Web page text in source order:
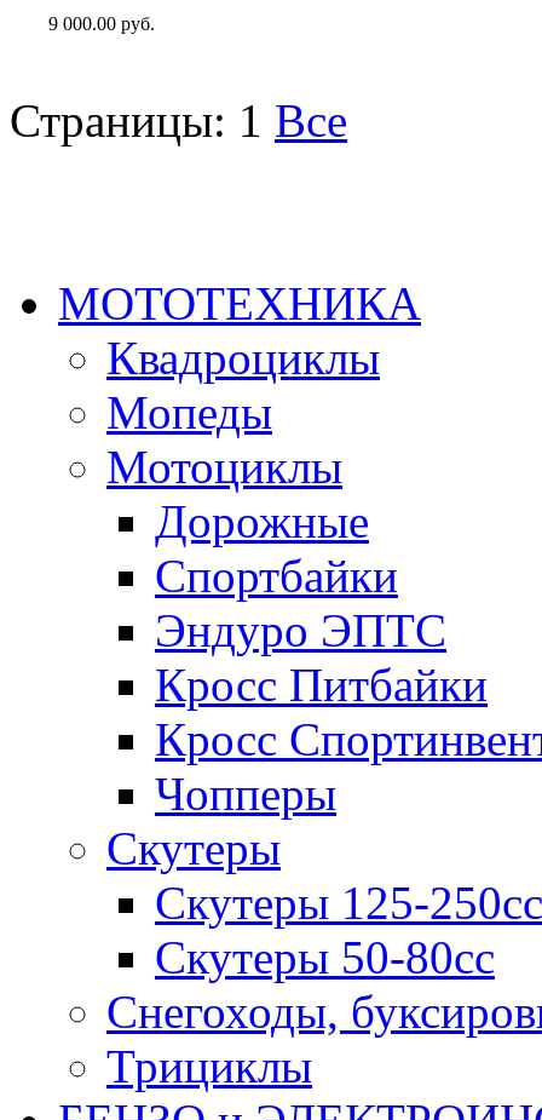
9 000.00 руб.
Страницы: 1 Все
МОТОТЕХНИКА
Квадроциклы
Мопеды
Мотоциклы
Дорожные
Спортбайки
Эндуро ЭПТС
Кросс Питбайки
Кросс
Чопперы
Скутеры
Скутеры 125-250сс
Скутеры 50-80сс
Снегоходы,
Трициклы